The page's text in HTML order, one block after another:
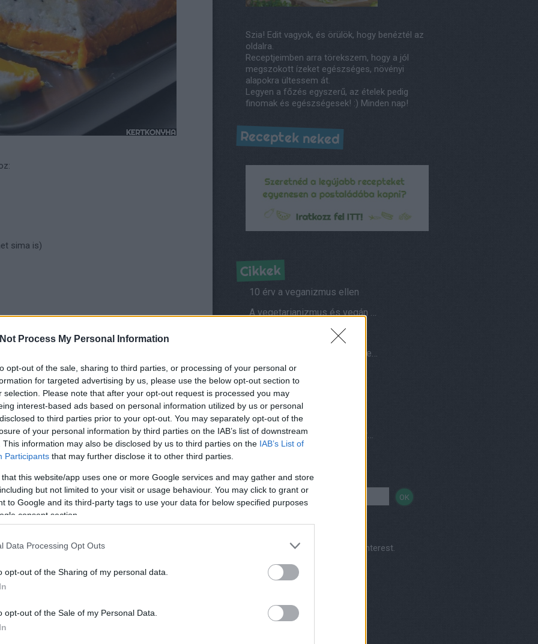
Process My Personal Information
opt-out of the sale, sharing to third parties, or processing of your personal or
for targeted advertising by us, please use the below opt-out section to
selection. Please note that after your opt-out request is processed you may
interest-based ads based on personal information utilized by us or personal
to third parties prior to your opt-out. You may separately opt-out of the
of your personal information by third parties on the IAB’s list of downstream
This information may also be disclosed by us to third parties on the IAB’s List of
Participants that may further disclose it to other third parties.
that this website/app uses one or more Google services and may gather and store
but not limited to your visit or usage behaviour. You may click to grant or
to Google and its third-party tags to use your data for below specified purposes
consent section.
Data Processing Opt Outs
opt-out of the Sharing of my personal data.
opt-out of the Sale of my Personal Data.
sima is)
és külön-külön főzzük meg sima vízben.
botmixerrel, és keverjük hozzá az
szerecsendió, 1 mk őrölt fahéj, 1 csipet őrölt
granulátum, 1 tk fekete kömény.
ezt öntsük a sütőtökhöz.
és szórjunk rá búzadarát.
le benne a krémeket. Először a
az összes karalábé, és legvégül a
és pároljuk 40 percet.
receptekről:
Szia! Edit vagyok, és örülök, hogy benéztél az
oldalra.
Receptjeimben arra törekszem, hogy a jól
megszokott ízeket egészséges, növényi
alapokra ültessem át.
Legyen a főzés egyszerű, az ételek pedig
finomak és egészségesek! :) Minden nap!
Receptek neked
Cikkek
10 érv a veganizmus ellen
A vegetarianizmus és vegán életmód elterjedtsége
Híres vegetáriánusok
Hogyan fotózom az ételeimet?
Kérdések és válaszok
Rólam
Vegánuár, azaz vegán január
Vegetáriánus és vegán éttermek, házhozszállítás
Keresés
Visit Kertkonyha's profile on Pinterest.
Partnereink